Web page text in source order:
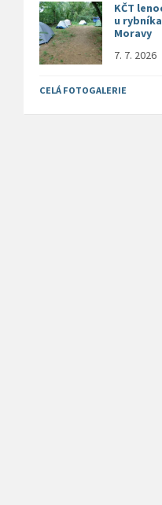
KČT
u
Moravy
7. 7. 2026
CELÁ FOTOGALERIE